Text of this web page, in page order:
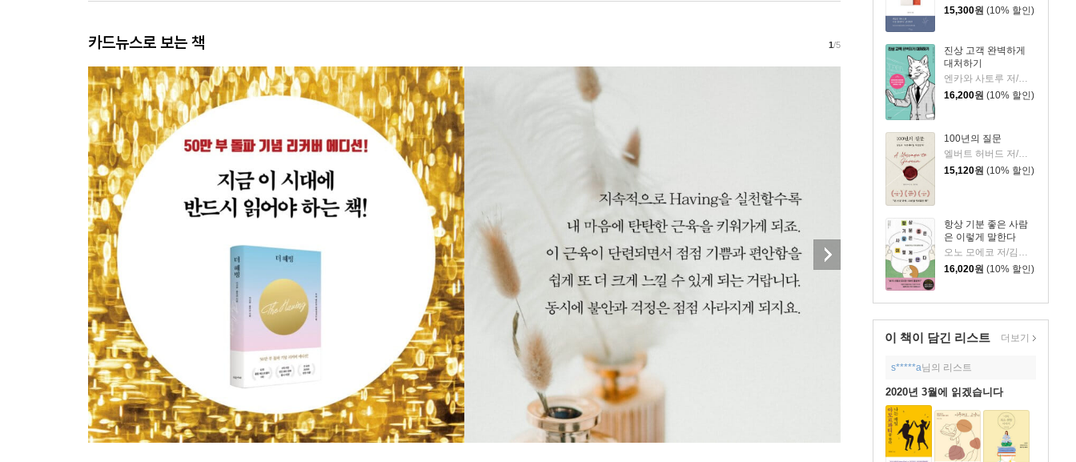
15,300원 (10% 할인)
진상 고객 완벽하게
대처하기
엔카와 사토루 저/이주 역
16,200원 (10% 할인)
100년의 질문
15,120원 (10% 할인)
항상 기분 좋은 사람
은 이렇게 말한다
오노 모에코 저/김시온 역
16,020원 (10% 할인)
이 책이 담긴 리스트 더보기
s*****a님의 리스트
2020년 3월에 읽겠습니다
카드뉴스로 보는 책 1/5